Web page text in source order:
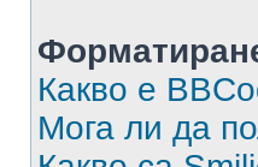
Какво е
Мога ли да